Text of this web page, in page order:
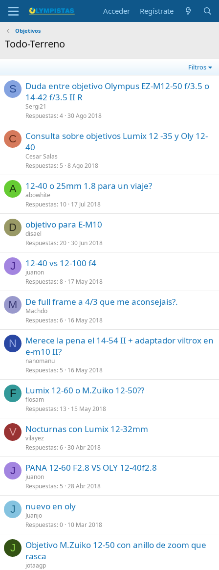
Acceder Regístrate
Objetivos
Todo-Terreno
Filtros
S
Duda entre objetivo Olympus EZ-M12-50 f/3.5 o
14-42 f/3.5 II R
Sergi21
Respuestas 4 30 Ago 2018
C
Consulta sobre objetivos Lumix 12 -35 y Oly 12-
40
Cesar Salas
Respuestas 5 8 Ago 2018
A 12-40 o 25mm 1.8 para un viaje?
abowhite
Respuestas 10 17 Jul 2018
D objetivo para E-M10
disael
Respuestas 20 30 Jun 2018
J 12-40 vs 12-100 f4
juanon
Respuestas 8 17 May 2018
M De full frame a 4/3 que me aconsejais?.
Machdo
Respuestas 6 16 May 2018
N
Merece la pena el 14-54 II + adaptador viltrox en
e-m10 II?
nanomanu
Respuestas 5 16 May 2018
F Lumix 12-60 o M.Zuiko 12-50??
flosam
Respuestas 13 15 May 2018
V Nocturnas con Lumix 12-32mm
vilayez
Respuestas 6 30 Abr 2018
J PANA 12-60 F2.8 VS OLY 12-40f2.8
juanon
Respuestas 5 28 Abr 2018
J nuevo en oly
Juanjo
Respuestas 0 10 Mar 2018
J
Objetivo M.Zuiko 12-50 con anillo de zoom que
rasca
jotaagp